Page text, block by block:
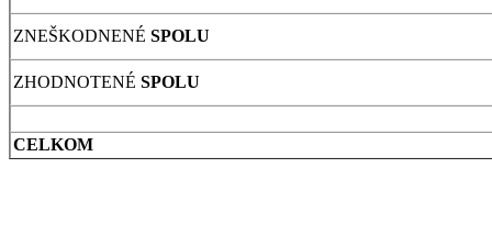
ZNEŠKODNENÉ SPOLU
ZHODNOTENÉ SPOLU
CELKOM